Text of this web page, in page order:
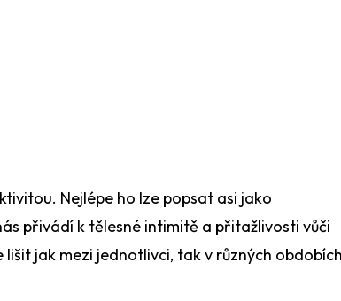
Nejlépe ho lze popsat asi jako
přivádí k tělesné intimitě a přitažlivosti vůči
jak mezi jednotlivci, tak v různých